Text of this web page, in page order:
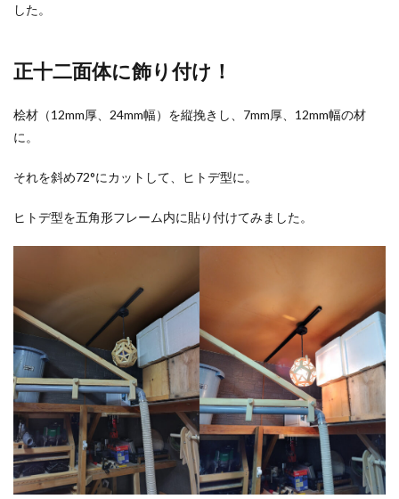
した。
正十二面体に飾り付け！
桧材（12mm厚、24mm幅）を縦挽きし、7mm厚、12mm幅の材
に。
それを斜め72°にカットして、ヒトデ型に。
ヒトデ型を五角形フレーム内に貼り付けてみました。